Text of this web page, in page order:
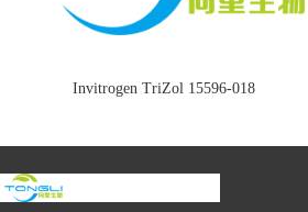
Invitrogen TriZol 15596-018